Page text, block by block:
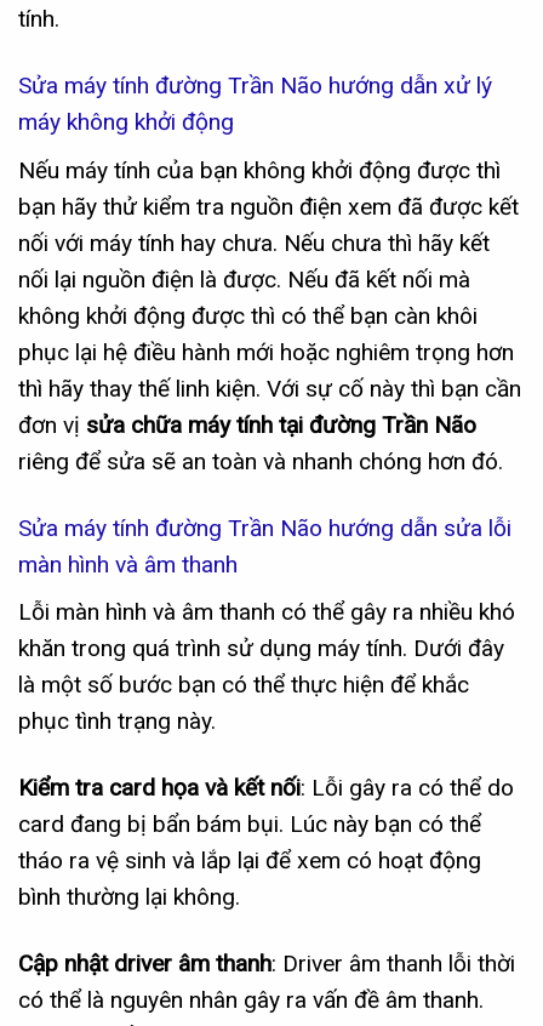
tính.
Sửa máy tính đường Trần Não hướng dẫn xử lý
máy không khởi động
Nếu máy tính của bạn không khởi động được thì
bạn hãy thử kiểm tra nguồn điện xem đã được kết
nối với máy tính hay chưa. Nếu chưa thì hãy kết
nối lại nguồn điện là được. Nếu đã kết nối mà
không khởi động được thì có thể bạn càn khôi
phục lại hệ điều hành mới hoặc nghiêm trọng hơn
thì hãy thay thế linh kiện. Với sự cố này thì bạn cần
đơn vị sửa chữa máy tính tại đường Trần Não
riêng để sửa sẽ an toàn và nhanh chóng hơn đó.
Sửa máy tính đường Trần Não hướng dẫn sửa lỗi
màn hình và âm thanh
Lỗi màn hình và âm thanh có thể gây ra nhiều khó
khăn trong quá trình sử dụng máy tính. Dưới đây
là một số bước bạn có thể thực hiện để khắc
phục tình trạng này.
Kiểm tra card họa và kết nối: Lỗi gây ra có thể do
card đang bị bẩn bám bụi. Lúc này bạn có thể
tháo ra vệ sinh và lắp lại để xem có hoạt động
bình thường lại không.
Cập nhật driver âm thanh: Driver âm thanh lỗi thời
có thể là nguyên nhân gây ra vấn đề âm thanh.